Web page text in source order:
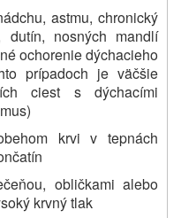
astmu, chronický
dutín, nosných mandlí
ochorenie dýchacieho
prípadoch je väčšie
ciest s dýchacími
krvi v tepnách
obličkami alebo
krvný tlak